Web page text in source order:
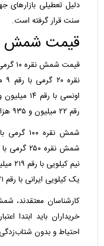
سنت قرار گرفته است.
قیمت شمش
رقم ۲۲ میلیون و ۹۳۵ هزار تومان اعلام شد.
یک کیلویی ایرانی با رقم ۴۳۱ میلیون و ۴۵۰ هزار تومان به ثبت رسید.
کارشناسان معتقدند،
خریداران باید ابتدا
احتیاط و بدون